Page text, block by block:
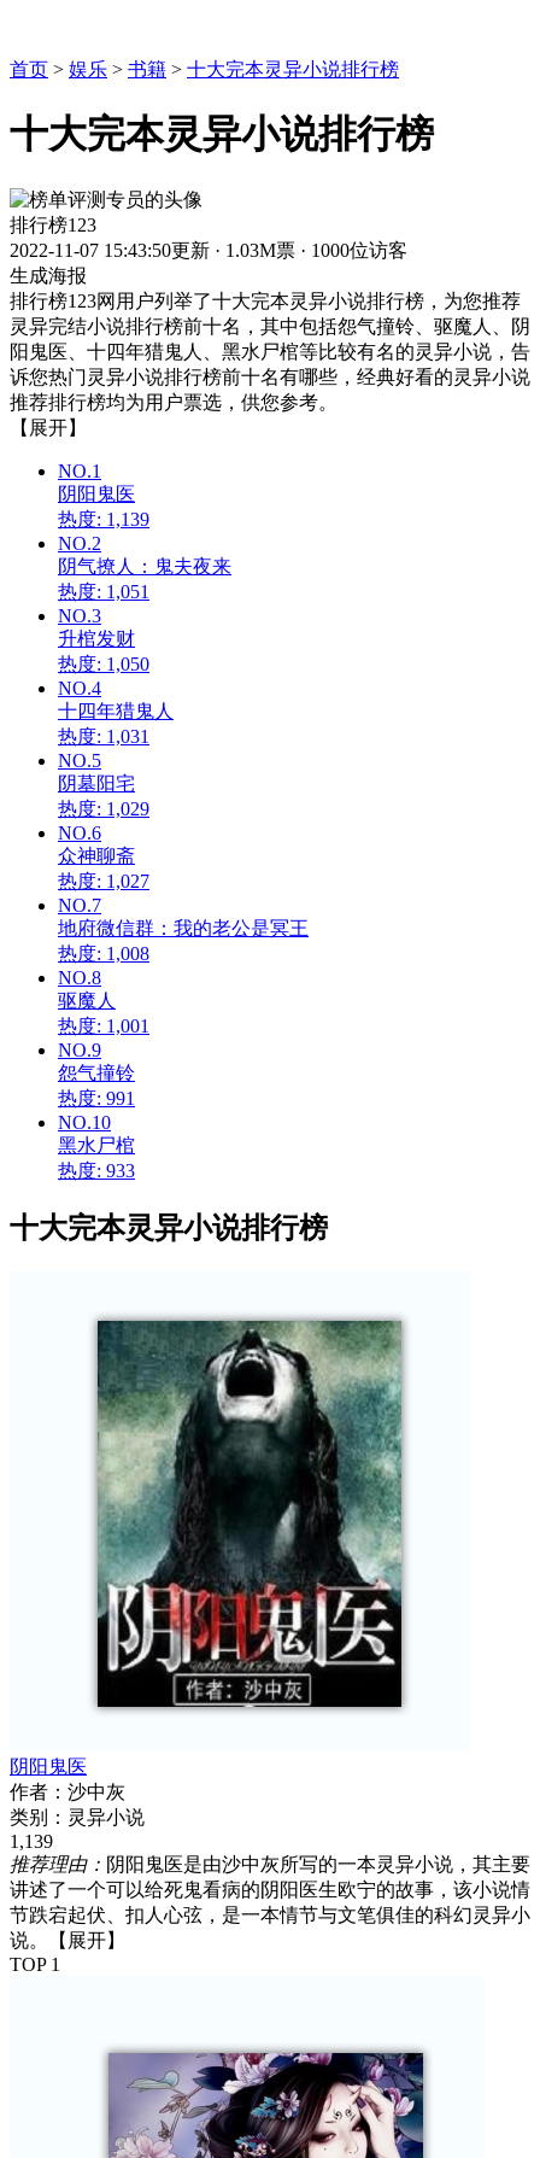
首页 > 娱乐 > 书籍 > 十大完本灵异小说排行榜
十大完本灵异小说排行榜
排行榜123
2022-11-07 15:43:50更新 · 1.03M票 · 1000位访客
生成海报
排行榜123网用户列举了十大完本灵异小说排行榜，为您推荐
灵异完结小说排行榜前十名，其中包括怨气撞铃、驱魔人、阴
阳鬼医、十四年猎鬼人、黑水尸棺等比较有名的灵异小说，告
诉您热门灵异小说排行榜前十名有哪些，经典好看的灵异小说
推荐排行榜均为用户票选，供您参考。
【展开】
NO.1
阴阳鬼医
热度: 1,139
NO.2
阴气撩人：鬼夫夜来
热度: 1,051
NO.3
升棺发财
热度: 1,050
NO.4
十四年猎鬼人
热度: 1,031
NO.5
阴墓阳宅
热度: 1,029
NO.6
众神聊斋
热度: 1,027
NO.7
地府微信群：我的老公是冥王
热度: 1,008
NO.8
驱魔人
热度: 1,001
NO.9
怨气撞铃
热度: 991
NO.10
黑水尸棺
热度: 933
十大完本灵异小说排行榜
阴阳鬼医
作者： 沙中灰
类别： 灵异小说
1,139
推荐理由： 阴阳鬼医是由沙中灰所写的一本灵异小说，其主要
讲述了一个可以给死鬼看病的阴阳医生欧宁的故事，该小说情
节跌宕起伏、扣人心弦，是一本情节与文笔俱佳的科幻灵异小
说。
【展开】
TOP 1